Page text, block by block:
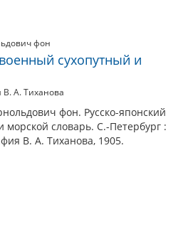
фон
сухопутный и
А. Тиханова
фон. Русско-японский
морской словарь. С.-Петербург :
В. А. Тиханова, 1905.